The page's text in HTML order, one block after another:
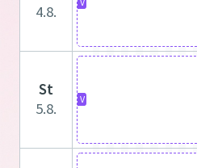
4.8.
st
5.8.
V